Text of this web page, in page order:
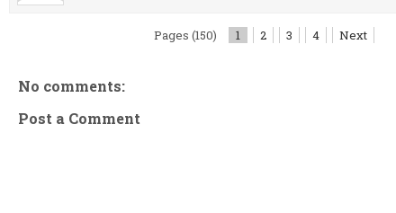
Pages (150) 1 2 3 4 Next
No comments:
Post a Comment